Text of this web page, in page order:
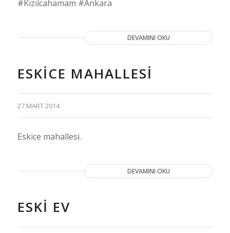
#Kızılcahamam #Ankara
DEVAMINI OKU
ESKICE MAHALLESI
27 MART 2014
Eskice mahallesi.
DEVAMINI OKU
ESKI EV